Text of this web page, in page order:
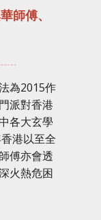
師傅、
為2015作
派對香港
各大玄學
港以至全
傅亦會透
火熱危困